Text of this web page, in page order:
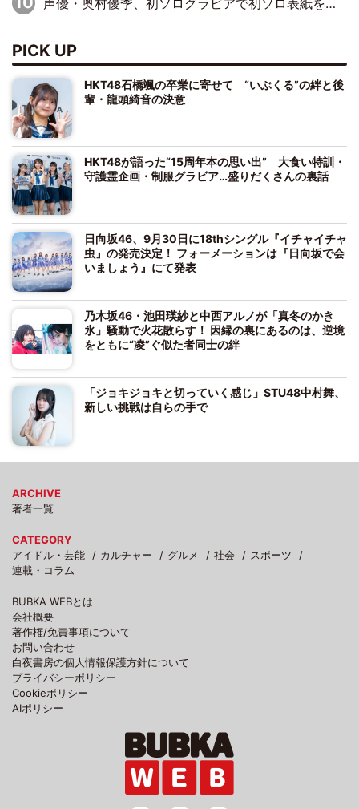
声優・奥村優季、初ソログラビアで初ソロ表紙を飾る！ 初めて見せる表情や、声優を志したきっかけなどを語った必読のインタビューを掲載
PICK UP
HKT48石橋颯の卒業に寄せて “いぶくる”の絆と後
輩・龍頭綺音の決意
HKT48が語った“15周年本の思い出” 大食い特訓・
守護霊企画・制服グラビア…盛りだくさんの裏話
日向坂46、9月30日に18thシングル『イチャイチャ
虫』の発売決定！ フォーメーションは『日向坂で会
いましょう』にて発表
乃木坂46・池田瑛紗と中西アルノが「真冬のかき
氷」騒動で火花散らす！ 因縁の裏にあるのは、逆境
をともに“凌”ぐ似た者同士の絆
「ジョキジョキと切っていく感じ」STU48中村舞、
新しい挑戦は自らの手で
ARCHIVE
著者一覧
CATEGORY
アイドル・芸能
カルチャー グルメ 社会
スポーツ
連載・コラム
BUBKA WEBとは
会社概要
著作権/免責事項について
お問い合わせ
白夜書房の個人情報保護方針について
プライバシーポリシー
Cookieポリシー
AIポリシー